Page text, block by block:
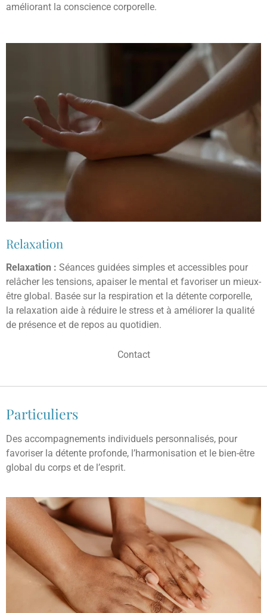
améliorant la conscience corporelle.
Relaxation
Relaxation : Séances guidées simples et accessibles pour
relâcher les tensions, apaiser le mental et favoriser un mieux-
être global. Basée sur la respiration et la détente corporelle,
la relaxation aide à réduire le stress et à améliorer la qualité
de présence et de repos au quotidien.
Contact
Particuliers
Des accompagnements individuels personnalisés, pour
favoriser la détente profonde, l’harmonisation et le bien-être
global du corps et de l’esprit.